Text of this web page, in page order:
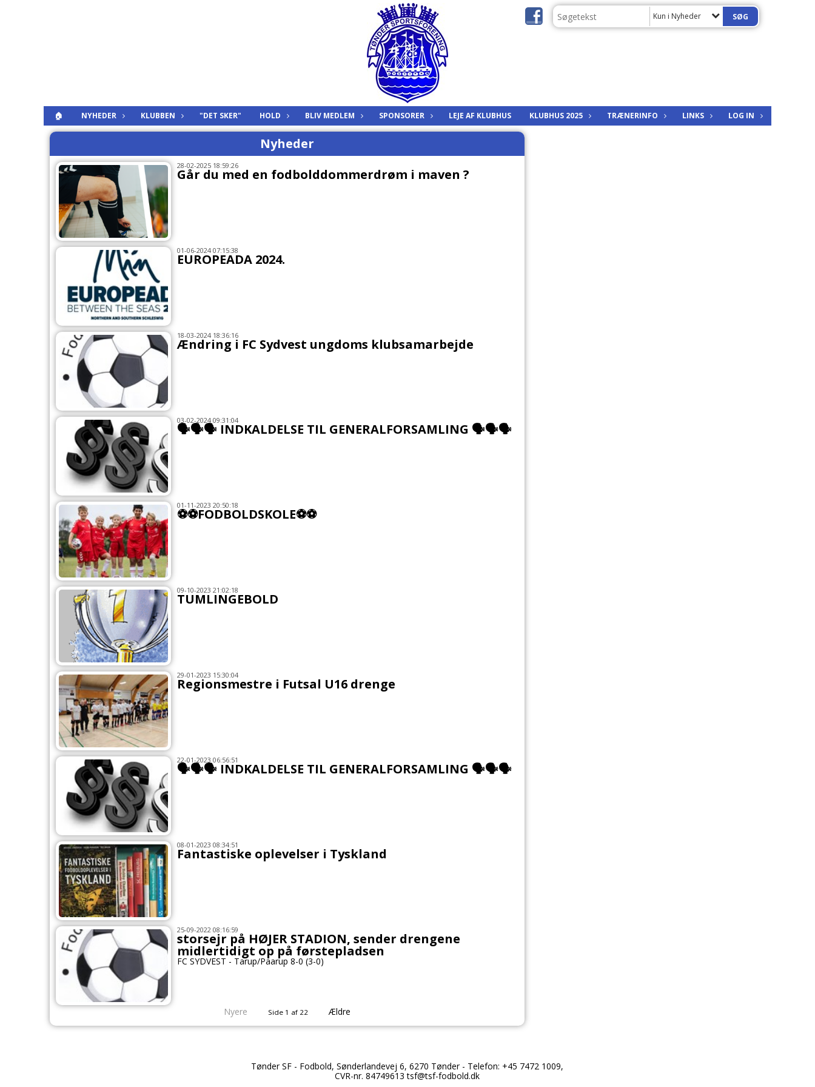
Kun i Nyheder
🏠 NYHEDER KLUBBEN "DET SKER" HOLD BLIV MEDLEM SPONSORER LEJE AF KLUBHUS KLUBHUS 2025 TRÆNERINFO LINKS LOG IN
Nyheder
28-02-2025 18:59:26
Går du med en fodbolddommerdrøm i maven ?
01-06-2024 07:15:38
EUROPEADA 2024.
18-03-2024 18:36:16
Ændring i FC Sydvest ungdoms klubsamarbejde
03-02-2024 09:31:04
🗣🗣🗣 INDKALDELSE TIL GENERALFORSAMLING 🗣🗣🗣
01-11-2023 20:50:18
⚽⚽FODBOLDSKOLE⚽⚽
09-10-2023 21:02:18
TUMLINGEBOLD
29-01-2023 15:30:04
Regionsmestre i Futsal U16 drenge
22-01-2023 06:56:51
🗣🗣🗣 INDKALDELSE TIL GENERALFORSAMLING 🗣🗣🗣
08-01-2023 08:34:51
Fantastiske oplevelser i Tyskland
25-09-2022 08:16:59
storsejr på HØJER STADION, sender drengene
midlertidigt op på førstepladsen
FC SYDVEST - Tarup/Paarup 8-0 (3-0)
Nyere Side 1 af 22 Ældre
Tønder SF - Fodbold, Sønderlandevej 6, 6270 Tønder - Telefon: +45 7472 1009,
CVR-nr. 84749613tsf@tsf-fodbold.dk